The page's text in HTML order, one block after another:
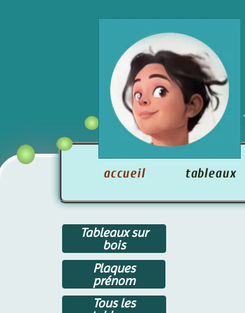
accueil tableaux
Tableaux sur
bois
Plaques
prénom
Tous les